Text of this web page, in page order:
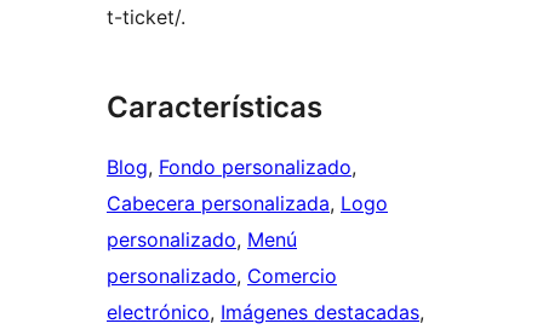
t-ticket/.
Características
Blog, Fondo personalizado
Cabecera personalizada, Logo
personalizado, Menú
personalizado, Comercio
electrónico, Imágenes destacadas